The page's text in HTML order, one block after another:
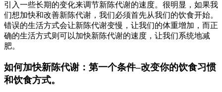
引入一些长期的变化来调节新陈代谢的速度。很明显，如果我
们想加快和改善新陈代谢，我们必须首先从我们的饮食开始。
错误的生活方式会让新陈代谢变慢，让我们的体重增加，而正
确的生活方式则可以加快新陈代谢的速度，让我们系统地减
肥。
如何加快新陈代谢：第一个条件–改变你的饮食习惯
和饮食方式。